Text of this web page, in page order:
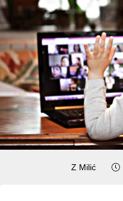
Z Milić